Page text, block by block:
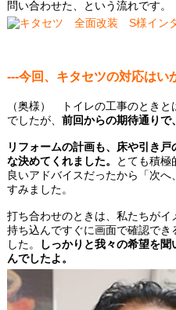
問い合わせた、という流れです。
---今回、キタセツの対応はい
（奥様） トイレの工事のときと
でしたが、 前回からの期待通りで
リフォームの計画も、床や引き
な決めてくれました。
とても積極
良いアドバイスだったから「次
すみました。
打ち合わせのときは、私たちが
持ち込んですぐに画面で確認でき
した。
しっかりと我々の希望を
んでしたよ。